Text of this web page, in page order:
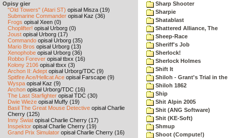
Opisy gier
"Old Towers" (Atari ST) opisał Misza (19)
Submarine Commander opisał Kaz (36)
Frogs opisał Xeen (0)
Choplifter! opisał Urborg (0)
Joust opisał Urborg (17)
Commando opisał Urborg (35)
Mario Bros opisał Urborg (13)
Xenophobe opisał Urborg (36)
Robbo Forever opisał tbxx (16)
Kolony 2106 opisał tbxx (3)
Archon II: Adept opisał Urborg/TDC (9)
Spitfire Ace/Hellcat Ace opisał Farscape (9)
Wyspa opisał Kaz (9)
Archon opisał Urborg/TDC (16)
The Last Starfighter opisał TDC (30)
Dwie Wieże opisał Muffy (19)
Basil The Great Mouse Detective opisał Charlie
Cherry (125)
Inny Świat opisał Charlie Cherry (17)
Inspektor opisał Charlie Cherry (19)
Grand Prix Simulator opisał Charlie Cherry (16)
Sharp Shooter
Sharpie
Shatablast
Shattered Alliance, The
Sheep-Race
Sheriff's Job
Sherlock!
Sherlock Holmes
Shift It
Shiloh - Grant's Trial in the
Shiloh 1862
Ship
Shit Alpin 2005
Shit (ANG Software)
Shit (KE-Soft)
Shmup
Shoot (Compute!)